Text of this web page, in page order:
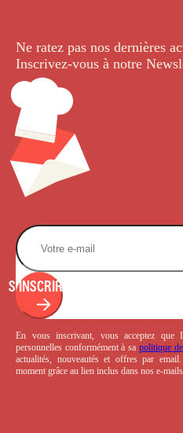
Ne ratez pas nos dernières
Inscrivez-vous à notre
S'INSCRIRE
En vous inscrivant, vous acceptez que
personnelles conformément à sa politique
actualités, nouveautés et offres par
moment grâce au lien inclus dans nos e-mails.